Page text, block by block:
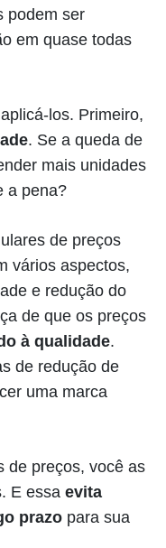
podem ser
em quase todas
los. Primeiro,
. Se a queda de
mais unidades
a pena?
de preços
vários aspectos,
e redução do
de que os preços
à qualidade.
de redução de
uma marca
de preços, você as
E essa evita
prazo para sua